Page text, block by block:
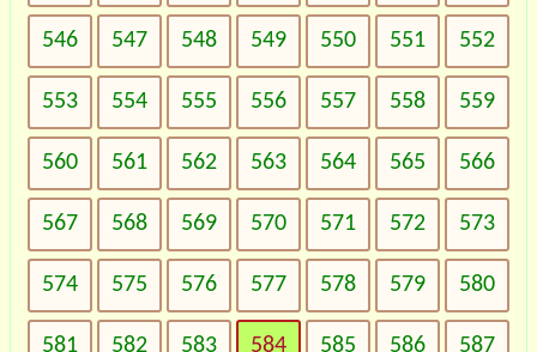
546 547 548 549 550 551 552
553 554 555 556 557 558 559
560 561 562 563 564 565 566
567 568 569 570 571 572 573
574 575 576 577 578 579 580
581 582 583 584 585 586 587